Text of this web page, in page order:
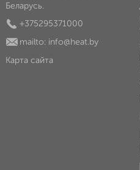
Беларусь.
+375295371000
mailto: info@heat.by
Карта сайта